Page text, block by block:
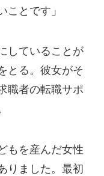
ことです」
していることが
とる。彼女がそ
職者の転職サポ
もを産んだ女性
りました。最初